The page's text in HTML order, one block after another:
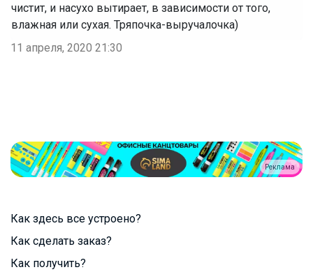
чистит, и насухо вытирает, в зависимости от того,
влажная или сухая. Тряпочка-выручалочка)
11 апреля, 2020 21:30
Реклама
Как здесь все устроено?
Как сделать заказ?
Как получить?